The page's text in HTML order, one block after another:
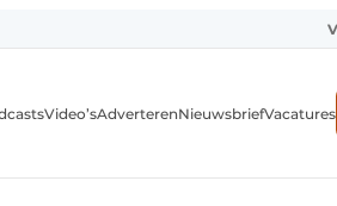
Video’sAdverterenNieuwsbriefVacatures